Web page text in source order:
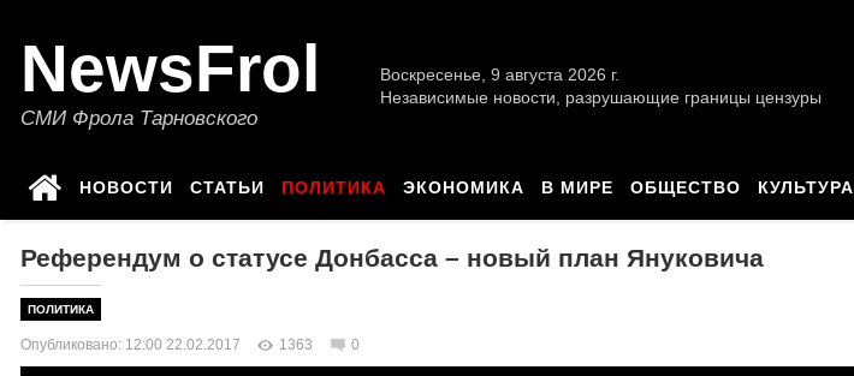
NewsFrol
СМИ Фрола Тарновского
Воскресенье, 9 августа 2026 г.
Независимые новости, разрушающие границы цензуры
НОВОСТИ СТАТЬИ ПОЛИТИКА ЭКОНОМИКА В МИРЕ ОБЩЕСТВО КУЛЬТУРА
Референдум о статусе Донбасса – новый план Януковича
ПОЛИТИКА
Опубликовано: 12:00 22.02.2017 1363 0